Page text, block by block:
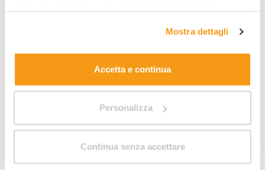
. Allo stesso link trovi la nostra informativa
estesa sui cookie.
Mostra dettagli
Accetta e continua
Personalizza
Continua senza accettare
6 offerte da 152,00 €
Alla scoperta di Naz-Sciaves